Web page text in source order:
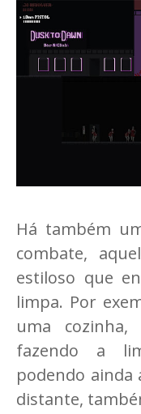
Há também
combate,
estiloso que
limpa. Por
uma
fazendo a
podendo ainda
distante,